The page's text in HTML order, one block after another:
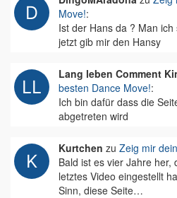
Move!:
Ist der Hans da ? Man
jetzt gib mir den Hansy
Lang leben Comment
besten Dance Move!:
Ich bin dafür dass die
abgetreten wird
Kurtchen zu Zeig mir
Bald ist es vier Jahre her,
letztes Video eingestellt
Sinn, diese Seite…